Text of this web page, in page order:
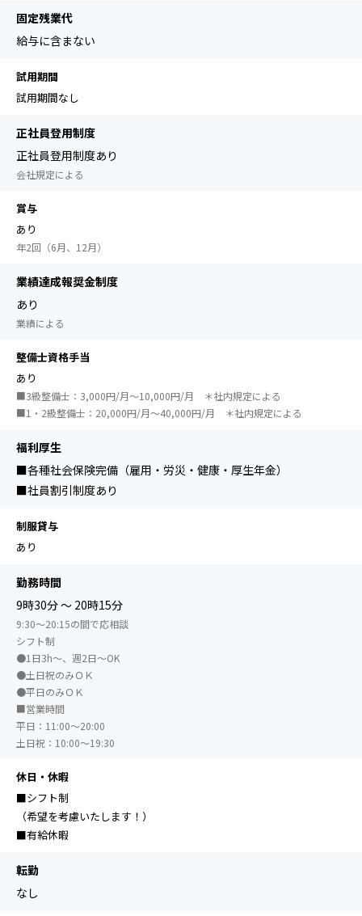
固定残業代
給与に含まない
試用期間
試用期間なし
正社員登用制度
正社員登用制度あり
会社規定による
賞与
あり
年2回（6月、12月）
業績達成報奨金制度
あり
業績による
整備士資格手当
あり
■3級整備士：3,000円/月～10,000円/月 ＊社内規定による
■1・2級整備士：20,000円/月～40,000円/月 ＊社内規定による
福利厚生
■各種社会保険完備（雇用・労災・健康・厚生年金）
■社員割引制度あり
制服貸与
あり
勤務時間
9時30分 ～ 20時15分
9:30～20:15の間で応相談
シフト制
●1日3h～、週2日～OK
●土日祝のみＯＫ
●平日のみＯＫ
■営業時間
平日：11:00～20:00
土日祝：10:00～19:30
休日・休暇
■シフト制
（希望を考慮いたします！）
■有給休暇
転勤
なし